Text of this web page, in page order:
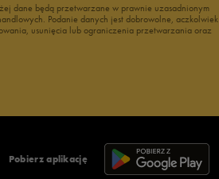
dane będą przetwarzane w prawnie uzasadnionym
Podanie danych jest dobrowolne, aczkolwiek
usunięcia lub ograniczenia przetwarzania oraz
Pobierz aplikację